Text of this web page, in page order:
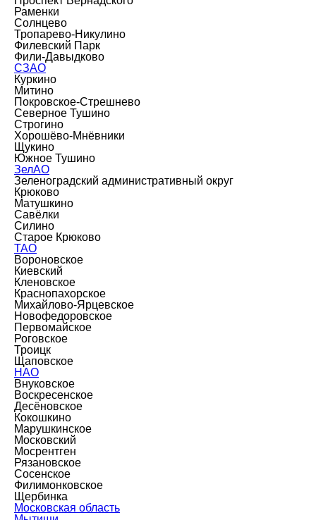
Раменки
Солнцево
Тропарево-Никулино
Филевский Парк
Фили-Давыдково
СЗАО
Куркино
Митино
Покровское-Стрешнево
Северное Тушино
Строгино
Хорошёво-Мнёвники
Щукино
Южное Тушино
ЗелАО
Зеленоградский административный округ
Крюково
Матушкино
Савёлки
Силино
Старое Крюково
ТАО
Вороновское
Киевский
Кленовское
Краснопахорское
Михайлово-Ярцевское
Новофедоровское
Первомайское
Роговское
Троицк
Щаповское
НАО
Внуковское
Воскресенское
Десёновское
Кокошкино
Марушкинское
Московский
Мосрентген
Рязановское
Сосенское
Филимонковское
Щербинка
Московская область